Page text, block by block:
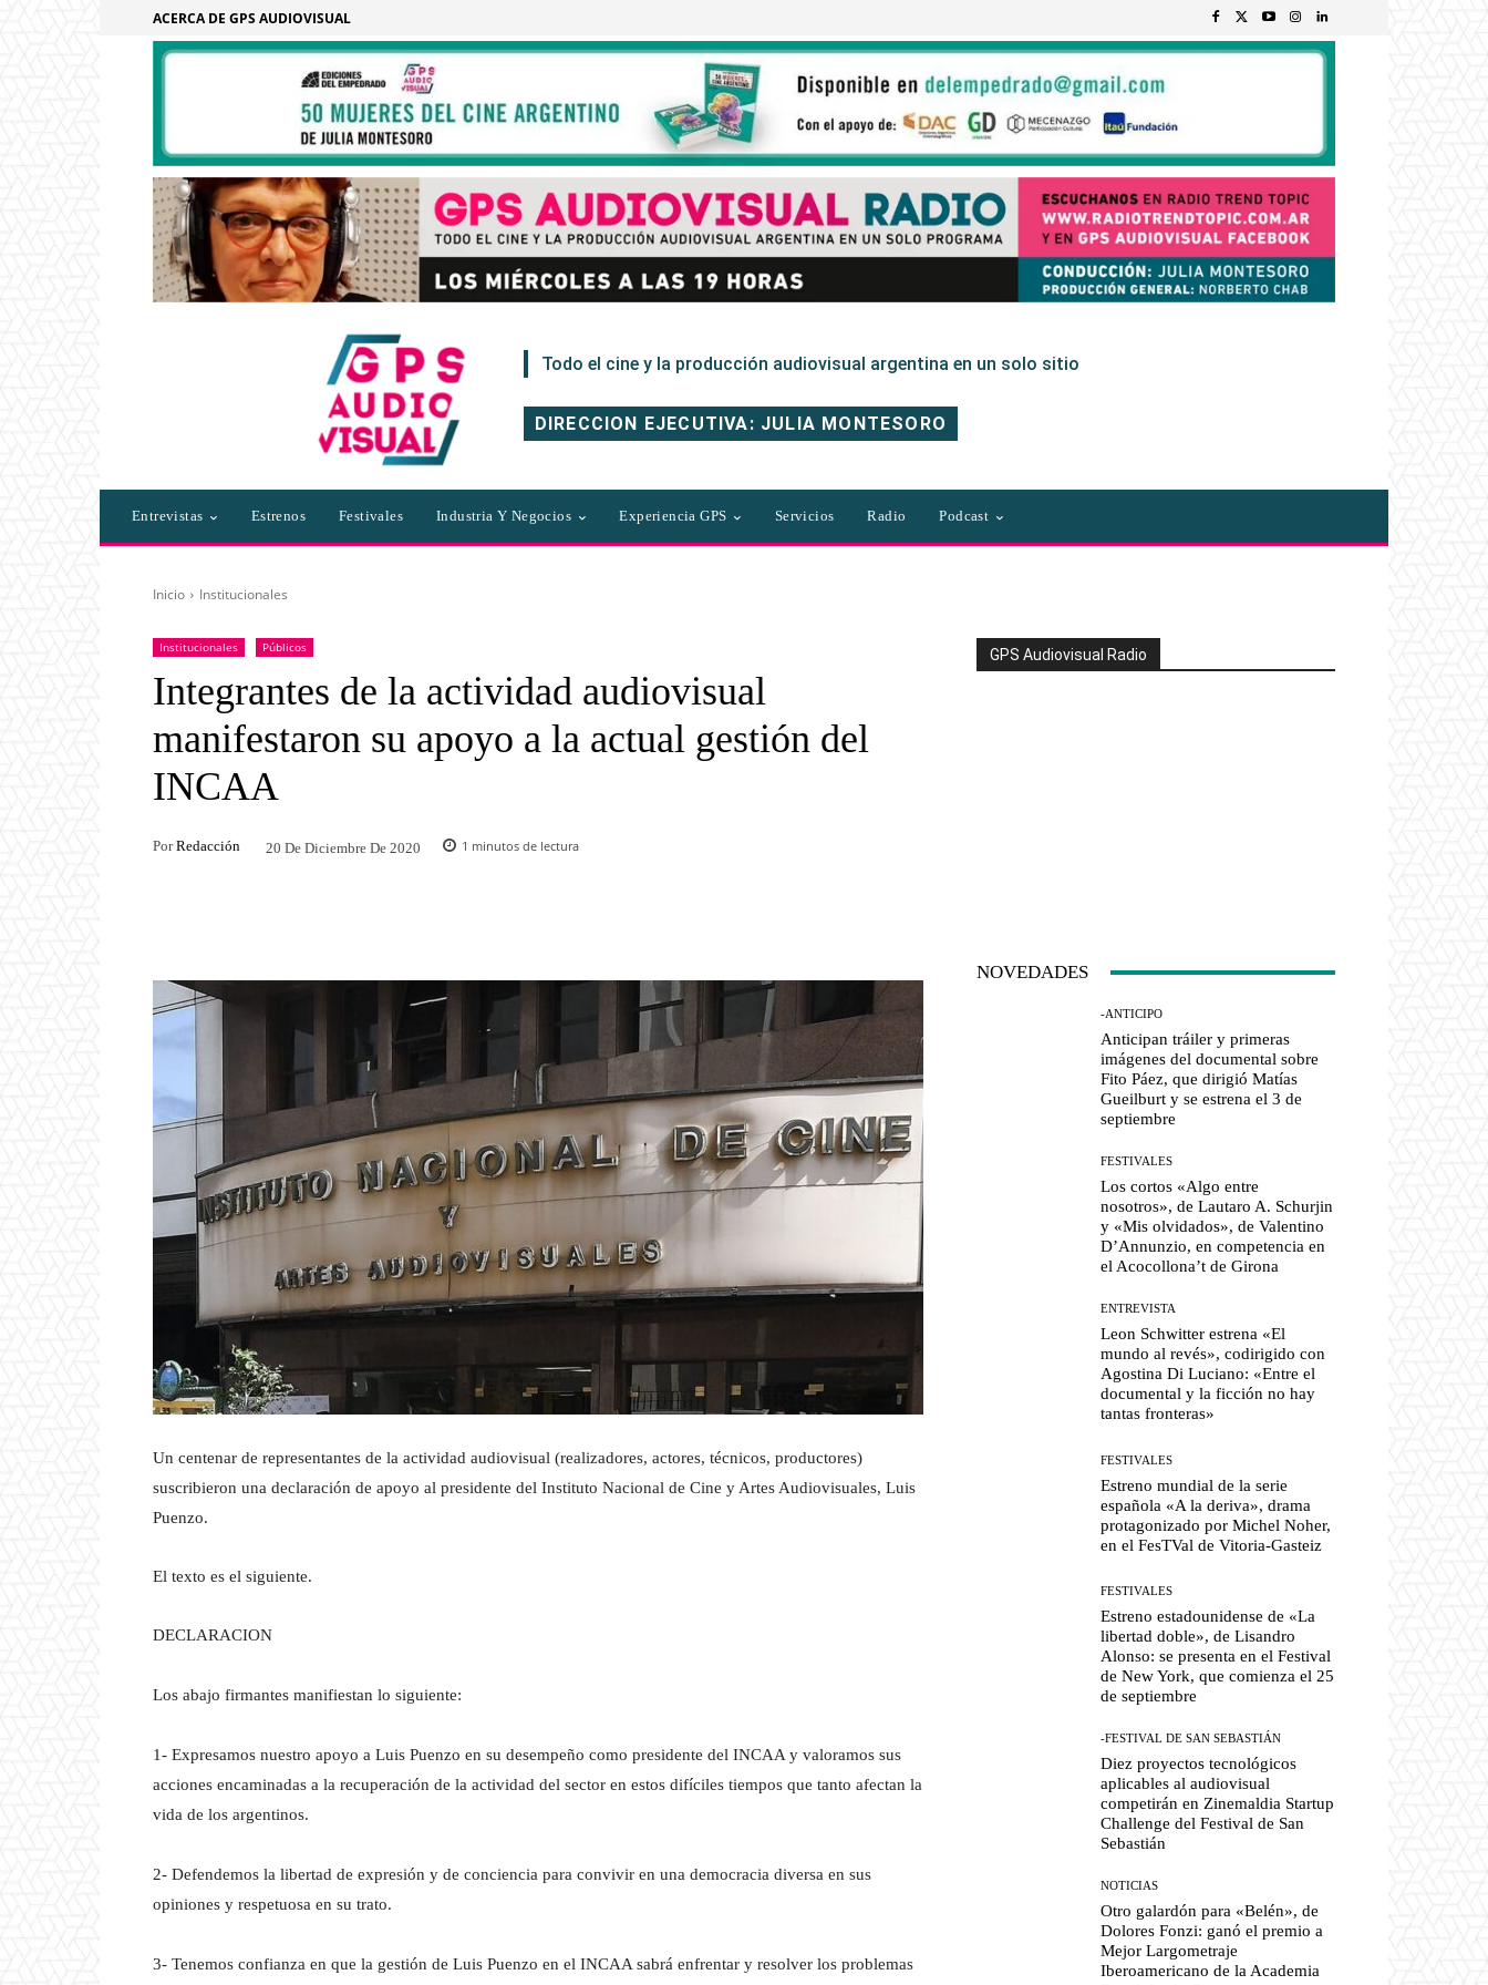
ACERCA DE GPS AUDIOVISUAL
Todo el cine y la producción audiovisual argentina en un solo sitio
DIRECCION EJECUTIVA: JULIA MONTESORO
Entrevistas Estrenos Festivales Industria Y Negocios Experiencia GPS Servicios Radio Podcast
Inicio Institucionales
Institucionales Públicos
Integrantes de la actividad audiovisual
manifestaron su apoyo a la actual gestión del
INCAA
Por Redacción 20 De Diciembre De 2020 1 minutos de lectura
Un centenar de representantes de la actividad audiovisual (realizadores, actores, técnicos, productores)
suscribieron una declaración de apoyo al presidente del Instituto Nacional de Cine y Artes Audiovisuales, Luis
Puenzo.
El texto es el siguiente.
DECLARACION
Los abajo firmantes manifiestan lo siguiente:
1- Expresamos nuestro apoyo a Luis Puenzo en su desempeño como presidente del INCAA y valoramos sus
acciones encaminadas a la recuperación de la actividad del sector en estos difíciles tiempos que tanto afectan la
vida de los argentinos.
2- Defendemos la libertad de expresión y de conciencia para convivir en una democracia diversa en sus
opiniones y respetuosa en su trato.
3- Tenemos confianza en que la gestión de Luis Puenzo en el INCAA sabrá enfrentar y resolver los problemas
GPS Audiovisual Radio
NOVEDADES
-ANTICIPO
Anticipan tráiler y primeras
imágenes del documental sobre
Fito Páez, que dirigió Matías
Gueilburt y se estrena el 3 de
septiembre
FESTIVALES
Los cortos «Algo entre
nosotros», de Lautaro A. Schurjin
y «Mis olvidados», de Valentino
D’Annunzio, en competencia en
el Acocollona’t de Girona
ENTREVISTA
Leon Schwitter estrena «El
mundo al revés», codirigido con
Agostina Di Luciano: «Entre el
documental y la ficción no hay
tantas fronteras»
FESTIVALES
Estreno mundial de la serie
española «A la deriva», drama
protagonizado por Michel Noher,
en el FesTVal de Vitoria-Gasteiz
FESTIVALES
Estreno estadounidense de «La
libertad doble», de Lisandro
Alonso: se presenta en el Festival
de New York, que comienza el 25
de septiembre
-FESTIVAL DE SAN SEBASTIÁN
Diez proyectos tecnológicos
aplicables al audiovisual
competirán en Zinemaldia Startup
Challenge del Festival de San
Sebastián
NOTICIAS
Otro galardón para «Belén», de
Dolores Fonzi: ganó el premio a
Mejor Largometraje
Iberoamericano de la Academia